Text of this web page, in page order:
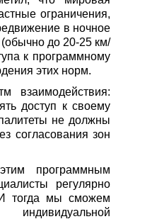
ограничения,
в ночное
до 20-25 км/
к программному
этих норм.
взаимодействия:
доступ к своему
не должны
согласования зон
программным
регулярно
тогда мы сможем